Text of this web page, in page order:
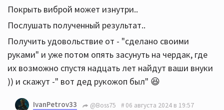
Покрыть виброй может изнутри..
Послушать полученный результат..
Получить удовольствие от - "сделано своими
руками" и уже потом опять засунуть на чердак, где
их возможно спустя надцать лет найдут ваши внуки
)) и скажут -" вот дед рукожоп был" 😆
IvanPetrov33 @Boss75 06 августа 2024 в 19:57